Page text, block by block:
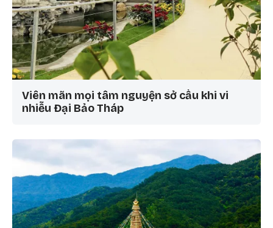
Viên mãn mọi tâm nguyện sở cầu khi vi
nhiễu Đại Bảo Tháp